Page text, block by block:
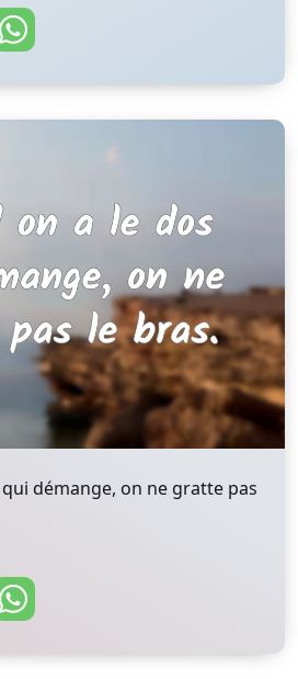
démange, on ne gratte pas